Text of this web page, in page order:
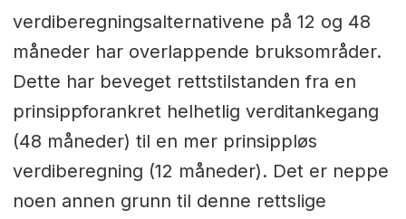
verdiberegningsalternativene på 12 og 48
måneder har overlappende bruksområder.
Dette har beveget rettstilstanden fra en
prinsippforankret helhetlig verditankegang
(48 måneder) til en mer prinsippløs
verdiberegning (12 måneder). Det er neppe
noen annen grunn til denne rettslige